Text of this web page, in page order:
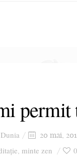
permit
Dunia 20 mai,
, minte zen 0